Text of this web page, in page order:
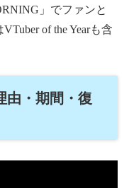
」でファンと
of the Yearも含
由・期間・復